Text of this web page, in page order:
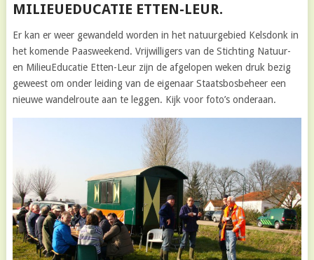
MILIEUEDUCATIE ETTEN-LEUR.
Er kan er weer gewandeld worden in het natuurgebied Kelsdonk in
het komende Paasweekend. Vrijwilligers van de Stichting Natuur-
en MilieuEducatie Etten-Leur zijn de afgelopen weken druk bezig
geweest om onder leiding van de eigenaar Staatsbosbeheer een
nieuwe wandelroute aan te leggen. Kijk voor foto’s onderaan.